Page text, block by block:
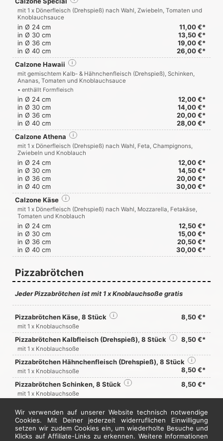
mit 1 x Dönerfleisch (Drehspieß) nach Wahl, Zwiebeln, Tomaten und
Knoblauchsauce
in Ø 24 cm
11,00 €*
in Ø 30 cm
13,50 €*
in Ø 36 cm
19,00 €*
in Ø 40 cm
26,00 €*
Calzone Hawaii
i
mit gemischtem Kalb- & Hähnchenfleisch (Drehspieß), Schinken,
Ananas, Tomaten und Knoblauchsauce
• enthällt Formfleisch
in Ø 24 cm
12,00 €*
in Ø 30 cm
14,00 €*
in Ø 36 cm
20,00 €*
in Ø 40 cm
28,00 €*
Calzone Athena
i
mit 1 x Dönerfleisch (Drehspieß) nach Wahl, Feta, Champignons,
Zwiebeln und Knoblauch
in Ø 24 cm
12,00 €*
in Ø 30 cm
14,50 €*
in Ø 36 cm
20,00 €*
in Ø 40 cm
30,00 €*
Calzone Käse
i
mit 1 x Dönerfleisch (Drehspieß) nach Wahl, Mozzarella, Fetakäse,
Tomaten und Knoblauch
in Ø 24 cm
12,50 €*
in Ø 30 cm
15,00 €*
in Ø 36 cm
20,50 €*
in Ø 40 cm
30,00 €*
Pizzabrötchen
Jeder Pizzabrötchen ist mit 1 x Knoblauchsoße gratis
Pizzabrötchen Käse, 8 Stück 8,50 €*
i
mit 1 x Knoblauchsoße
Pizzabrötchen Kalbfleisch (Drehspieß), 8 Stück 8,50 €*
i
mit 1 x Knoblauchsoße
Pizzabrötchen Hähnchenfleisch (Drehspieß), 8 Stück
8,50 €*
i
mit 1 x Knoblauchsoße
Pizzabrötchen Schinken, 8 Stück 8,50 €*
i
mit 1 x Knoblauchsoße
Pizzabrötchen Salami, 8 Stück 8,50 €*
i
mit 1 x Knoblauchsoße
Wir verwenden auf unserer Website technisch notwendige
Cookies. Mit Deiner jederzeit widerruflichen Einwilligung
setzen wir zudem Cookies ein, um wiederholte Besuche und
Klicks auf Affiliate-Links zu erkennen. Weitere Informationen